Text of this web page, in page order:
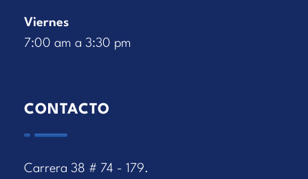
Viernes
7:00 am a 3:30 pm
CONTACTO
Carrera 38 # 74 - 179.